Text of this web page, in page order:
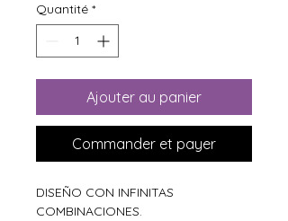
Quantité *
Ajouter au panier
Commander et payer
DISEÑO CON INFINITAS
COMBINACIONES.